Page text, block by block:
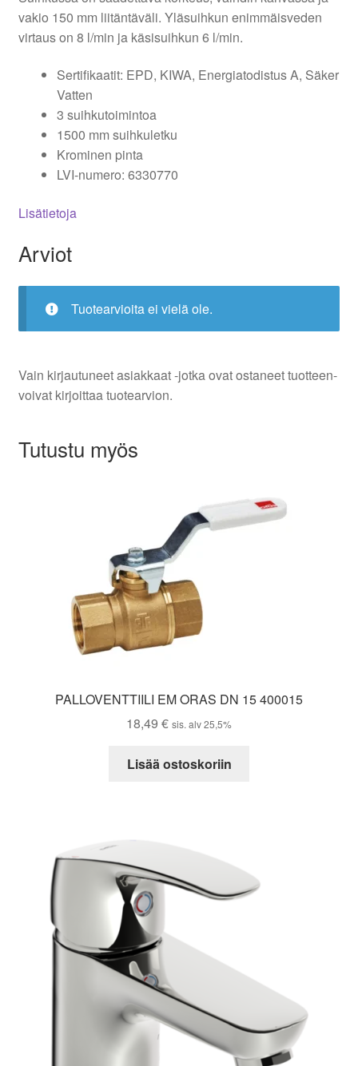
vakio 150 mm liitäntäväli. Yläsuihkun enimmäisveden
virtaus on 8 l/min ja käsisuihkun 6 l/min.
Sertifikaatit: EPD, KIWA, Energiatodistus A, Säker
Vatten
3 suihkutoimintoa
1500 mm suihkuletku
Krominen pinta
LVI-numero: 6330770
Lisätietoja
Arviot
Tuotearvioita ei vielä ole.
Vain kirjautuneet asiakkaat -jotka ovat ostaneet tuotteen-
voivat kirjoittaa tuotearvion.
Tutustu myös
PALLOVENTTIILI EM ORAS DN 15 400015
18,49 € sis. alv 25,5%
Lisää ostoskoriin